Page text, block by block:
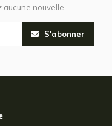
aucune nouvelle
S'abonner